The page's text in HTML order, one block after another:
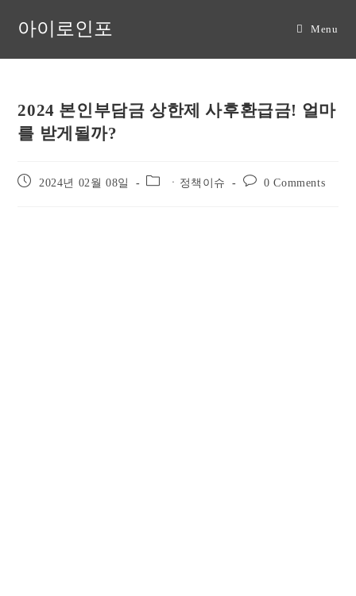
아이로인포 Menu
2024 본인부담금 상한제 사후환급금! 얼마
를 받게될까?
Post 2024년 02월 08일
Post
ㆍ정책이슈
Post 0 Comments